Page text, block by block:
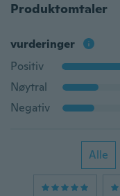
Produktomtaler
vurderinger
Positiv
Nøytral
Negativ
Alle